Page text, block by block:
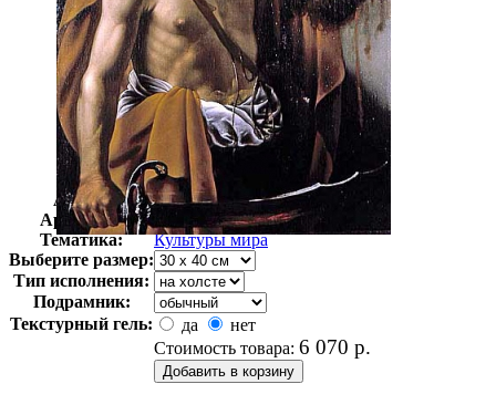
Автор:
Неизвестно
Арт-стиль
Возрождение
Тематика:
Культуры мира
Выберите размер:
Тип исполнения:
Подрамник:
Текстурный гель:
да
нет
Стоимость товара: 6 070 р.